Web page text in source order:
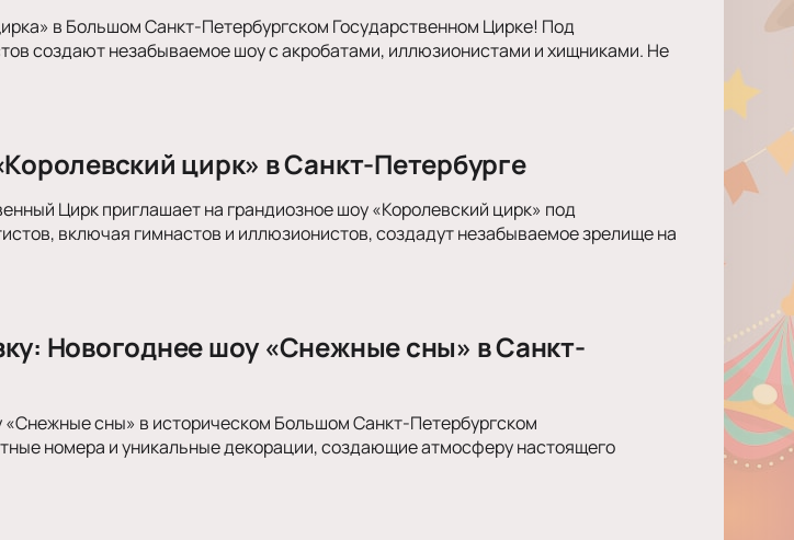
в Большом Санкт-Петербургском Государственном Цирке! Под
создают незабываемое шоу с акробатами, иллюзионистами и хищниками. Не
цирк» в Санкт-Петербурге
Цирк приглашает на грандиозное шоу «Королевский цирк» под
включая гимнастов и иллюзионистов, создадут незабываемое зрелище на
Новогоднее шоу «Снежные сны» в Санкт-
сны» в историческом Большом Санкт-Петербургском
номера и уникальные декорации, создающие атмосферу настоящего